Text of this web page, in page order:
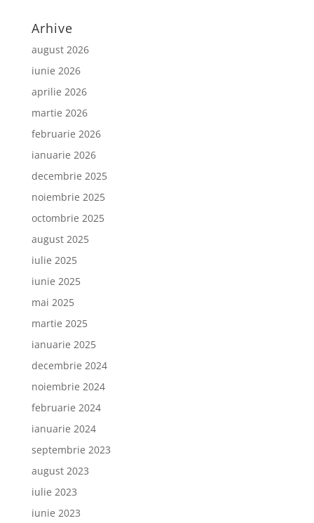
Arhive
august 2026
iunie 2026
aprilie 2026
martie 2026
februarie 2026
ianuarie 2026
decembrie 2025
noiembrie 2025
octombrie 2025
august 2025
iulie 2025
iunie 2025
mai 2025
martie 2025
ianuarie 2025
decembrie 2024
noiembrie 2024
februarie 2024
ianuarie 2024
septembrie 2023
august 2023
iulie 2023
iunie 2023